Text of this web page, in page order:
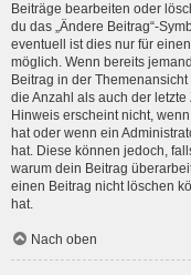
Beiträge bearbeiten oder
du das „Ändere Beitrag“-
eventuell ist dies nur für
möglich. Wenn bereits
Beitrag in der
die Anzahl als auch der
Hinweis erscheint nicht,
hat oder wenn ein
hat. Diese können jedoch,
warum dein Beitrag
einen Beitrag nicht löschen
hat.
Nach oben